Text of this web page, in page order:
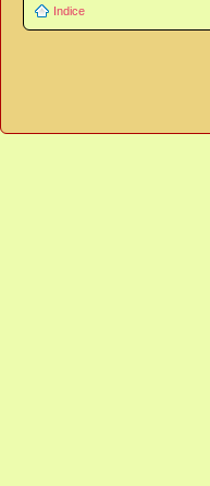
Indice